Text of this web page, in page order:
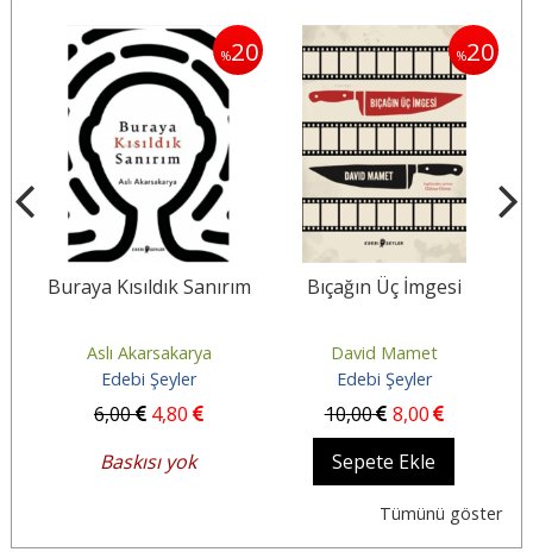
%20
Buraya Kısıldık Sanırım
Aslı Akarsakarya
Edebi Şeyler
6,00 4,80
Baskısı yok
%20
Bıçağın Üç İmgesi
David Mamet
Edebi Şeyler
10,00 8,00
Sepete Ekle
Tümünü göster